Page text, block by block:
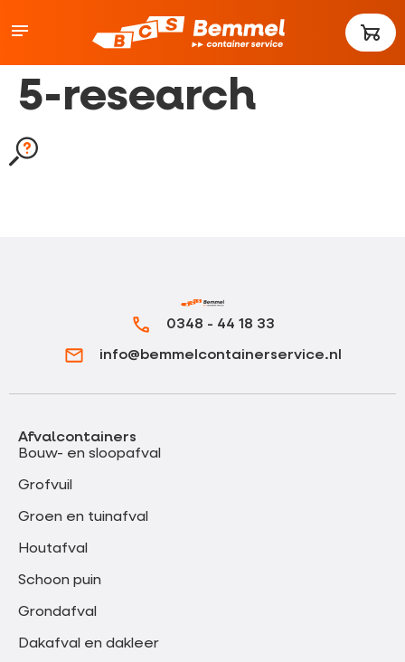
5-research
0348 - 44 18 33
info@bemmelcontainerservice.nl
Afvalcontainers
Bouw- en sloopafval
Grofvuil
Groen en tuinafval
Houtafval
Schoon puin
Grondafval
Dakafval en dakleer